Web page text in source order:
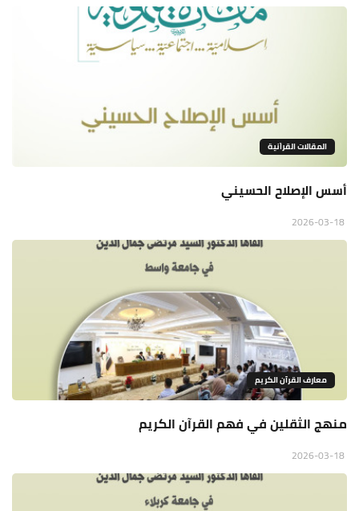
المقالات القراَنية
أسس الإصلاح الحسيني
معارف القرآن الكريم
منهج الثقلين في فهم القرآن الكريم